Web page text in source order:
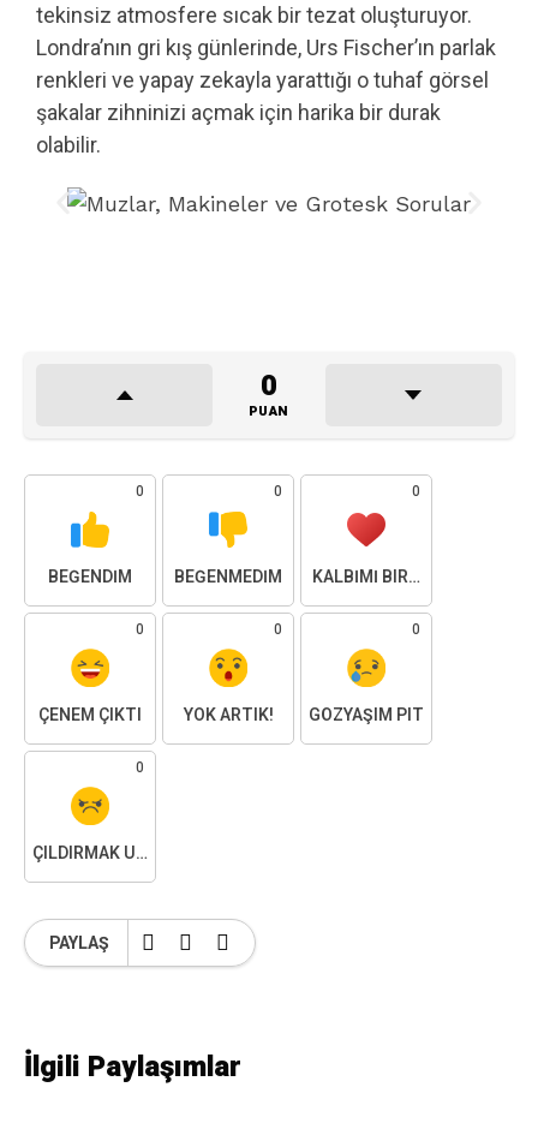
tekinsiz atmosfere sıcak bir tezat oluşturuyor.
Londra’nın gri kış günlerinde, Urs Fischer’ın parlak
renkleri ve yapay zekayla yarattığı o tuhaf görsel
şakalar zihninizi açmak için harika bir durak
olabilir.
0
PUAN
0
BEĞENDIM
0
BEĞENMEDIM
0
KALBIMI BIRAKTIM
0
ÇENEM ÇIKTI
0
YOK ARTIK!
0
GÖZYAŞIM PIT
0
ÇILDIRMAK ÜZEREYIM
PAYLAŞ
İlgili Paylaşımlar